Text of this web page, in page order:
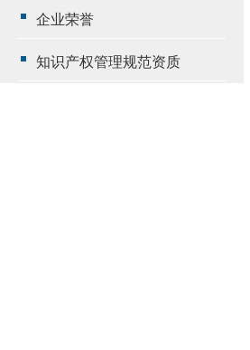
企业荣誉
知识产权管理规范资质